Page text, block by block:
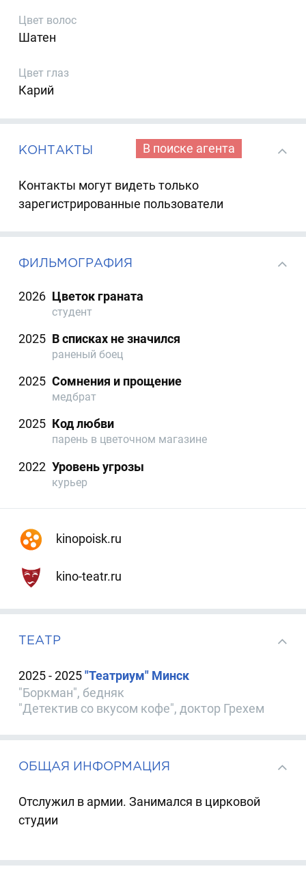
Цвет волос
Шатен
Цвет глаз
Карий
КОНТАКТЫ В поиске агента
Контакты могут видеть только
зарегистрированные пользователи
ФИЛЬМОГРАФИЯ
2026 Цветок граната
студент
2025 В списках не значился
раненый боец
2025 Сомнения и прощение
медбрат
2025 Код любви
парень в цветочном магазине
2022 Уровень угрозы
курьер
kinopoisk.ru
kino-teatr.ru
ТЕАТР
2025 - 2025"Театриум" Минск
"Боркман", бедняк
"Детектив со вкусом кофе", доктор Грехем
ОБЩАЯ ИНФОРМАЦИЯ
Отслужил в армии. Занимался в цирковой
студии